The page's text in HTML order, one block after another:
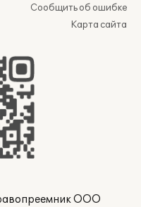
Сообщить об ошибке
Карта сайта
ООО